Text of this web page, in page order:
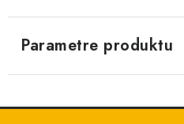
Parametre produktu